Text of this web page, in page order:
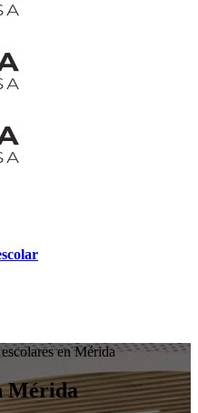
enMérida
Mérida